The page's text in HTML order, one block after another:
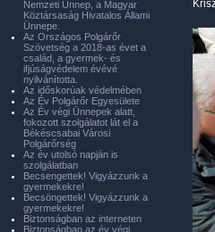
Nemzeti Ünnep, a Magyar
Köztársaság Hivatalos Állami
Ünnepe.
Az Országos Polgárőr
Szövetség a 2018-as évet a
család, a gyermek- és
ifjúságvédelem évévé
nyilvánította.
Az időskorúak védelmében
Az Év Polgárőr Egyesülete
Az Év végi Ünnepek alatt,
fokozott szolgálatot lát el a
Békéscsabai Városi
Polgárőrség
Az év utolsó napján is
szolgálatban
Becsengettek! Vigyázzunk a
gyermekekre!
Becsöngettek! Vigyázzunk a
gyermekekre!
Biztonságban az interneten
Biztonságban az év végi